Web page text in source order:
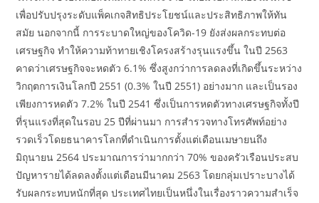
เพื่อปรับปรุงระดับแพ็คเกจสิทธิประโยชน์และประสิทธิภาพให้ทัน
สมัย นอกจากนี้ การระบาดใหญ่ของโควิด-19 ยังส่งผลกระทบต่อ
เศรษฐกิจ ทำให้ความท้าทายเชิงโครงสร้างรุนแรงขึ้น ในปี 2563
คาดว่าเศรษฐกิจจะหดตัว 6.1% ซึ่งสูงกว่าการลดลงที่เกิดขึ้นระหว่าง
วิกฤตการเงินโลกปี 2551 (0.3% ในปี 2551) อย่างมาก และเป็นรอง
เพียงการหดตัว 7.2% ในปี 2541 ซึ่งเป็นการหดตัวทางเศรษฐกิจทั้งปี
ที่รุนแรงที่สุดในรอบ 25 ปีที่ผ่านมา การสำรวจทางโทรศัพท์อย่าง
รวดเร็วโดยธนาคารโลกที่ดำเนินการตั้งแต่เดือนเมษายนถึง
มิถุนายน 2564 ประมาณการว่ามากกว่า 70% ของครัวเรือนประสบ
ปัญหารายได้ลดลงตั้งแต่เดือนมีนาคม 2563 โดยกลุ่มเปราะบางได้
รับผลกระทบหนักที่สุด ประเทศไทยเป็นหนึ่งในเรื่องราวความสำเร็จ